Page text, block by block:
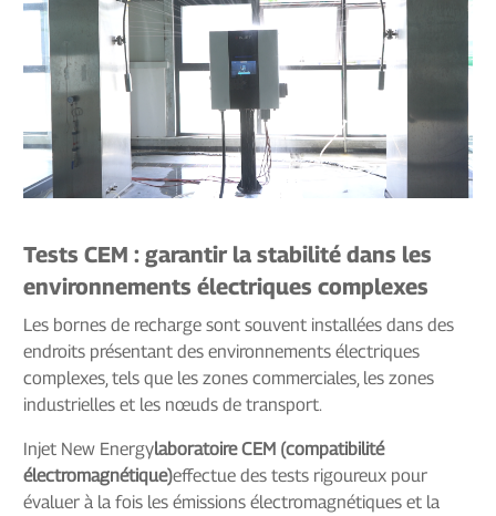
Tests CEM : garantir la stabilité dans les
environnements électriques complexes
Les bornes de recharge sont souvent installées dans des
endroits présentant des environnements électriques
complexes, tels que les zones commerciales, les zones
industrielles et les nœuds de transport.
Injet New Energylaboratoire CEM (compatibilité
électromagnétique)effectue des tests rigoureux pour
évaluer à la fois les émissions électromagnétiques et la